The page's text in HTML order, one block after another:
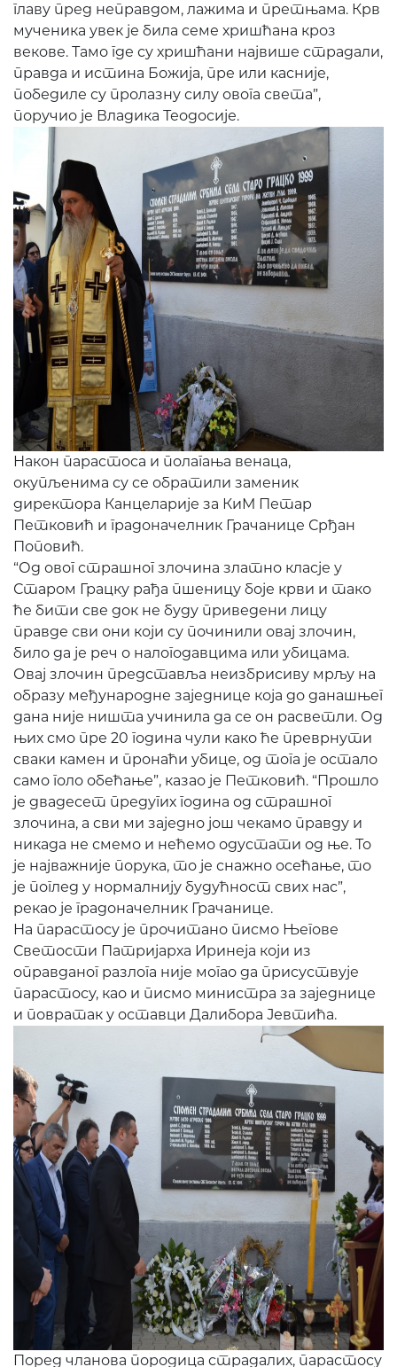
главу пред неправдом, лажима и претњама. Крв
мученика увек је била семе хришћана кроз
векове. Тамо где су хришћани највише страдали,
правда и истина Божија, пре или касније,
победиле су пролазну силу овога света”,
поручио је Владика Теодосије.
Након парастоса и полагања венаца,
окупљенима су се обратили заменик
директора Канцеларије за КиМ Петар
Петковић и градоначелник Грачанице Срђан
Поповић.
“Од овог страшног злочина златно класје у
Старом Грацку рађа пшеницу боје крви и тако
ће бити све док не буду приведени лицу
правде сви они који су починили овај злочин,
било да је реч о налогодавцима или убицама.
Овај злочин представља неизбрисиву мрљу на
образу међународне заједнице која до данашњег
дана није ништа учинила да се он расветли. Од
њих смо пре 20 година чули како ће преврнути
сваки камен и пронаћи убице, од тога је остало
само голо обећање”, казао је Петковић. “Прошло
је двадесет предугих година од страшног
злочина, а сви ми заједно још чекамо правду и
никада не смемо и нећемо одустати од ње. То
је најважније порука, то је снажно осећање, то
је поглед у нормалнију будућност свих нас”,
рекао је градоначелник Грачанице.
На парастосу је прочитано писмо Његове
Светости Патријарха Иринеја који из
оправданог разлога није могао да присуствује
парастосу, као и писмо министра за заједнице
и повратак у оставци Далибора Јевтића.
Поред чланова породица страдалих, парастосу